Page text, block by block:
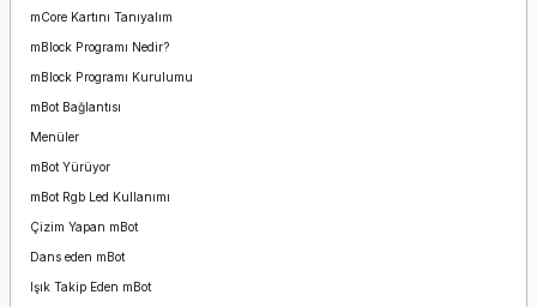
mCore Kartını Tanıyalım
mBlock Programı Nedir?
mBlock Programı Kurulumu
mBot Bağlantısı
Menüler
mBot Yürüyor
mBot Rgb Led Kullanımı
Çizim Yapan mBot
Dans eden mBot
Işık Takip Eden mBot